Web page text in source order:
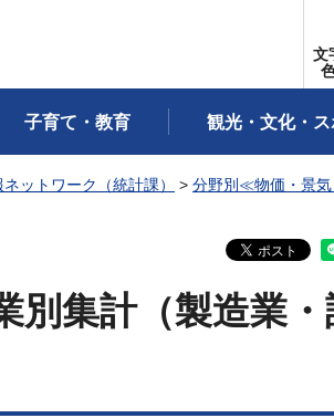
文
子育て・教育 観光・文化・ス
ットワーク（統計課） > 分野別≪物価・景
別集計（製造業・